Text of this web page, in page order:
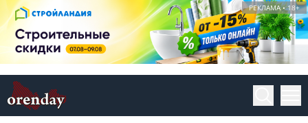
РЕКЛАМА • 18+